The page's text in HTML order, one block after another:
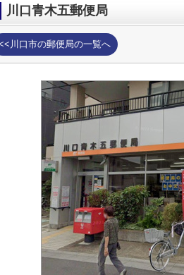
川口青木五郵便局
川口市の郵便局の一覧へ